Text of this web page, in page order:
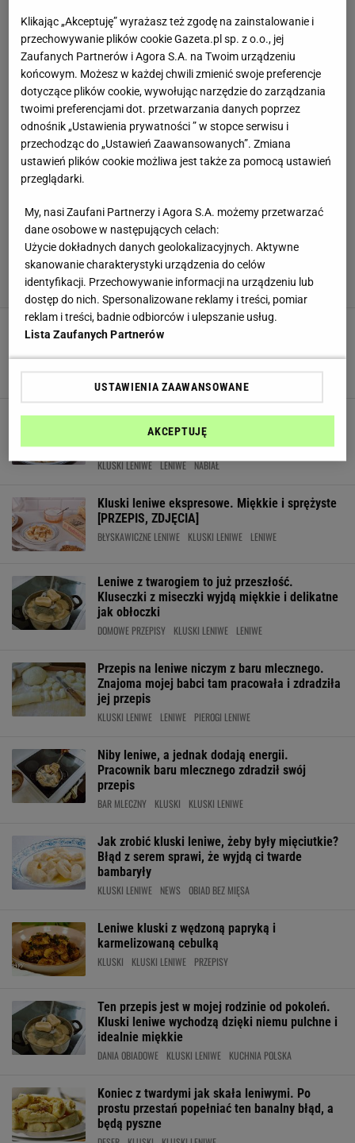
Nie wyciągaj garnka i zapomnij o gotowaniu. Te
kluski leniwe robi się całkowicie inaczej
DANIA OBIADOWE KLUSKI KLUSKI LENIWE
Leniwe w tym wydaniu zapadną w pamięci.
Zamiast klasycznego sera dodaje włoski
specjał
KLUSKI LENIWE LENIWE NABIAŁ
Kluski leniwe ekspresowe. Miękkie i sprężyste
[PRZEPIS, ZDJĘCIA]
BŁYSKAWICZNE LENIWE KLUSKI LENIWE LENIWE
Leniwe z twarogiem to już przeszłość.
Kluseczki z miseczki wyjdą miękkie i delikatne
jak obłoczki
DOMOWE PRZEPISY KLUSKI LENIWE LENIWE
Przepis na leniwe niczym z baru mlecznego.
Znajoma mojej babci tam pracowała i zdradziła
jej przepis
KLUSKI LENIWE LENIWE PIEROGI LENIWE
Niby leniwe, a jednak dodają energii.
Pracownik baru mlecznego zdradził swój
przepis
BAR MLECZNY KLUSKI KLUSKI LENIWE
Jak zrobić kluski leniwe, żeby były mięciutkie?
Błąd z serem sprawi, że wyjdą ci twarde
bambaryły
KLUSKI LENIWE NEWS OBIAD BEZ MIĘSA
Leniwe kluski z wędzoną papryką i
karmelizowaną cebulką
KLUSKI KLUSKI LENIWE PRZEPISY
Ten przepis jest w mojej rodzinie od pokoleń.
Kluski leniwe wychodzą dzięki niemu pulchne i
idealnie miękkie
DANIA OBIADOWE KLUSKI LENIWE KUCHNIA POLSKA
Koniec z twardymi jak skała leniwymi. Po
prostu przestań popełniać ten banalny błąd, a
będą pyszne
Klikając „Akceptuję” wyrażasz też zgodę na zainstalowanie i
przechowywanie plików cookie Gazeta.pl sp. z o.o., jej
Zaufanych Partnerów i Agora S.A. na Twoim urządzeniu
końcowym. Możesz w każdej chwili zmienić swoje preferencje
dotyczące plików cookie, wywołując narzędzie do zarządzania
twoimi preferencjami dot. przetwarzania danych poprzez
odnośnik „Ustawienia prywatności ” w stopce serwisu i
przechodząc do „Ustawień Zaawansowanych”. Zmiana
ustawień plików cookie możliwa jest także za pomocą ustawień
przeglądarki.
My, nasi Zaufani Partnerzy i Agora S.A. możemy przetwarzać
dane osobowe w następujących celach:
Użycie dokładnych danych geolokalizacyjnych. Aktywne
skanowanie charakterystyki urządzenia do celów
identyfikacji. Przechowywanie informacji na urządzeniu lub
dostęp do nich. Spersonalizowane reklamy i treści, pomiar
reklam i treści, badnie odbiorców i ulepszanie usług.
Lista Zaufanych Partnerów
USTAWIENIA ZAAWANSOWANE
AKCEPTUJĘ